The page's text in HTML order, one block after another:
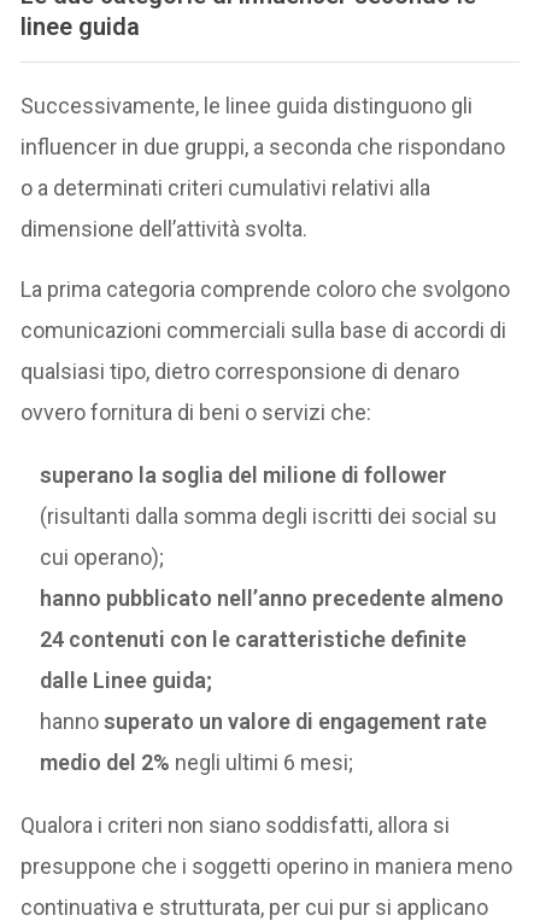
linee guida
Successivamente, le linee guida distinguono gli
influencer in due gruppi, a seconda che rispondano
o a determinati criteri cumulativi relativi alla
dimensione dell’attività svolta.
La prima categoria comprende coloro che svolgono
comunicazioni commerciali sulla base di accordi di
qualsiasi tipo, dietro corresponsione di denaro
ovvero fornitura di beni o servizi che:
superano la soglia del milione di follower
(risultanti dalla somma degli iscritti dei social su
cui operano);
hanno pubblicato nell’anno precedente almeno
24 contenuti con le caratteristiche definite
dalle Linee guida;
hannosuperato un valore di engagement rate
medio del 2% negli ultimi 6 mesi;
Qualora i criteri non siano soddisfatti, allora si
presuppone che i soggetti operino in maniera meno
continuativa e strutturata, per cui pur si applicano